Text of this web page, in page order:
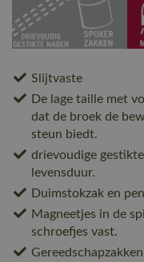
Slijtvaste
De lage taille met
dat de broek de
steun biedt.
drievoudige
levensduur.
Duimstokzak en
Magneetjes in de
schroefjes vast.